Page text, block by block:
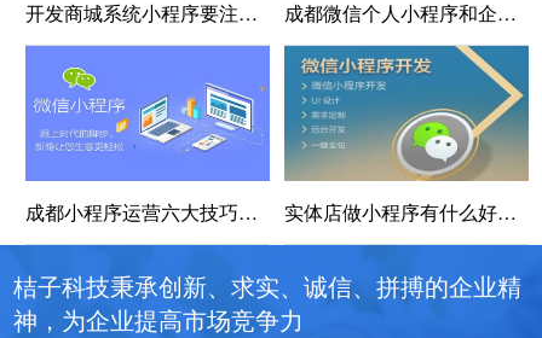
开发商城系统小程序要注意什么？ 成都微信个人小程序和企业小程序的区别
成都小程序运营六大技巧提高营销活动成功率 实体店做小程序有什么好处？
桔子科技秉承创新、求实、诚信、拼搏的企业精
神，为企业提高市场竞争力